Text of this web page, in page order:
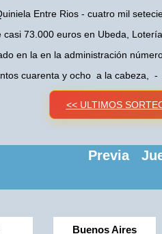
Entre Rios - cuatro mil
73.000 euros en Ubeda,
en la en la administración
cuarenta y ocho a la
<< ULTIMOS
Previa
Buenos Aires